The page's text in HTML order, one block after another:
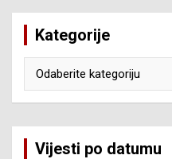
Kategorije
Vijesti po datumu